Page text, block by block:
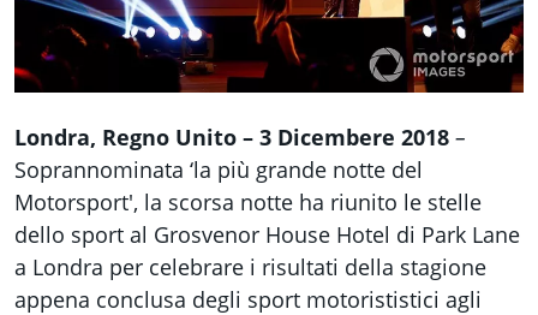
Londra, Regno Unito – 3 Dicembere 2018 –
Soprannominata ‘la più grande notte del
Motorsport', la scorsa notte ha riunito le stelle
dello sport al Grosvenor House Hotel di Park Lane
a Londra per celebrare i risultati della stagione
appena conclusa degli sport motorististici agli